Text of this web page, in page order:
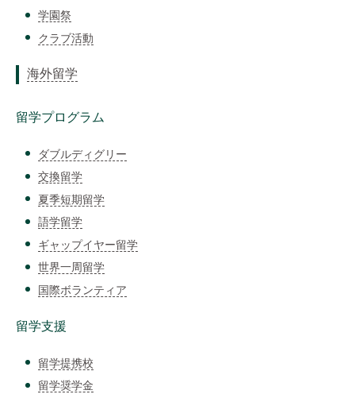
学園祭
クラブ活動
海外留学
留学プログラム
ダブルディグリー
交換留学
夏季短期留学
語学留学
ギャップイヤー留学
世界一周留学
国際ボランティア
留学支援
留学提携校
留学奨学金